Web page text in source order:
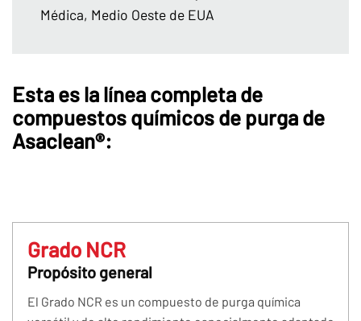
Médica, Medio Oeste de EUA
Esta es la línea completa de
compuestos químicos de purga de
Asaclean®:
Grado NCR
Propósito general
El Grado NCR es un compuesto de purga química